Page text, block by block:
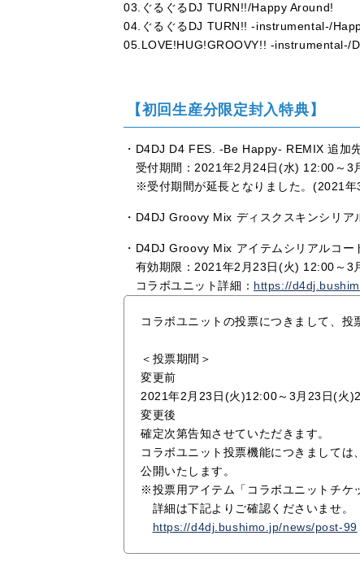
03.ぐるぐるDJ TURN!!/Happy Around!
04.ぐるぐるDJ TURN!! -instrumental-/
05.LOVE!HUG!GROOVY!! -instrumental-/
【初回生産分限定封入特典】
・D4DJ D4 FES. -Be Happy- REMIX 追加
受付期間：2021年2月24日(水) 12:00～3
※受付期間が延長となりました。(2021年
・D4DJ Groovy Mix ディスクスキンシリア
・D4DJ Groovy Mix アイテムシリアルコー
有効期限：2021年2月23日(火) 12:00～3
コラボユニット詳細： https://
コラボユニットの投票につきまして、投
＜投票期間＞
変更前
2021年2月23日(火)12:00～3月23日(火
変更後
確定次第告知させていただきます。
コラボユニット投票機能につきまして
公開いたします。
※投票用アイテム「コラボユニットチケ
詳細は下記よりご確認くださいませ。
https://d4dj.bushimo.jp/news/post-99